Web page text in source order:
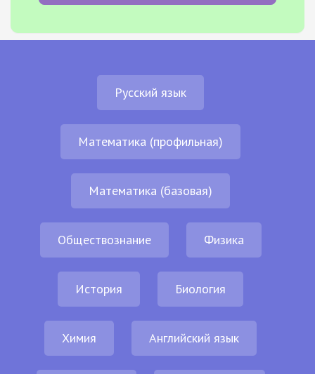
Русский язык
Математика (профильная)
Математика (базовая)
Обществознание Физика
История Биология
Химия Английский язык